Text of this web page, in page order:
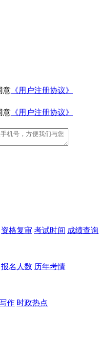
意 《用户注册协议》
意 《用户注册协议》
资格复审 考试时间 成绩查询
报名人数 历年考情
作 时政热点